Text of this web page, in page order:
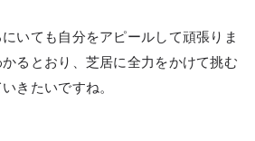
にいても自分をアピールして頑張りま
るとおり、芝居に全力をかけて挑む
きたいですね。